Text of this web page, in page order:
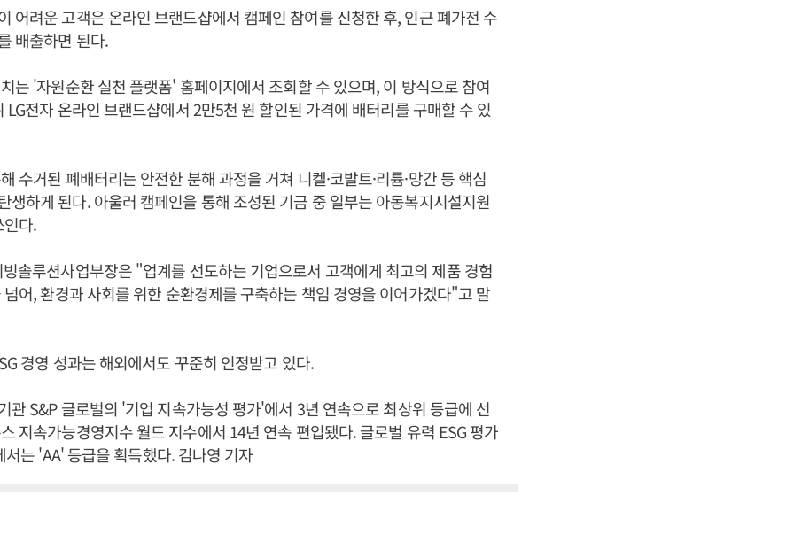
어려운 고객은 온라인 브랜드샵에서 캠페인 참여를 신청한 후, 인근 폐가전 수
배출하면 된다.
는 '자원순환 실천 플랫폼' 홈페이지에서 조회할 수 있으며, 이 방식으로 참여
LG전자 온라인 브랜드샵에서 2만5천 원 할인된 가격에 배터리를 구매할 수 있
수거된 폐배터리는 안전한 분해 과정을 거쳐 니켈·코발트·리튬·망간 등 핵심
생하게 된다. 아울러 캠페인을 통해 조성된 기금 중 일부는 아동복지시설지원
다.
솔루션사업부장은 "업계를 선도하는 기업으로서 고객에게 최고의 제품 경험
어, 환경과 사회를 위한 순환경제를 구축하는 책임 경영을 이어가겠다"고 말
경영 성과는 해외에서도 꾸준히 인정받고 있다.
관 S&P 글로벌의 '기업 지속가능성 평가'에서 3년 연속으로 최상위 등급에 선
지속가능경영지수 월드 지수에서 14년 연속 편입됐다. 글로벌 유력 ESG 평가
서는 'AA' 등급을 획득했다. 김나영 기자